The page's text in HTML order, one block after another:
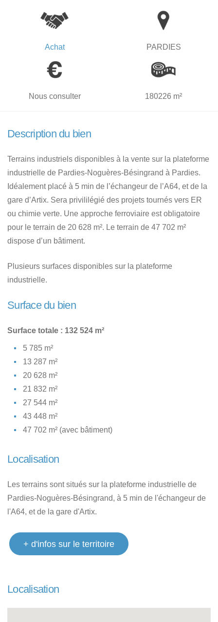
Achat PARDIES
Nous consulter 180226 m²
Description du bien
Terrains industriels disponibles à la vente sur la plateforme
industrielle de Pardies-Noguères-Bésingrand à Pardies.
Idéalement placé à 5 min de l’échangeur de l’A64, et de la
gare d’Artix. Sera privililégié des projets tournés vers ER
ou chimie verte. Une approche ferroviaire est obligatoire
pour le terrain de 20 628 m². Le terrain de 47 702 m²
dispose d’un bâtiment.
Plusieurs surfaces disponibles sur la plateforme
industrielle.
Surface du bien
Surface totale : 132 524 m²
5 785 m²
13 287 m²
20 628 m²
21 832 m²
27 544 m²
43 448 m²
47 702 m² (avec bâtiment)
Localisation
Les terrains sont situés sur la plateforme industrielle de
Pardies-Noguères-Bésingrand, à 5 min de l'échangeur de
l'A64, et de la gare d'Artix.
+ d'infos sur le territoire
Localisation